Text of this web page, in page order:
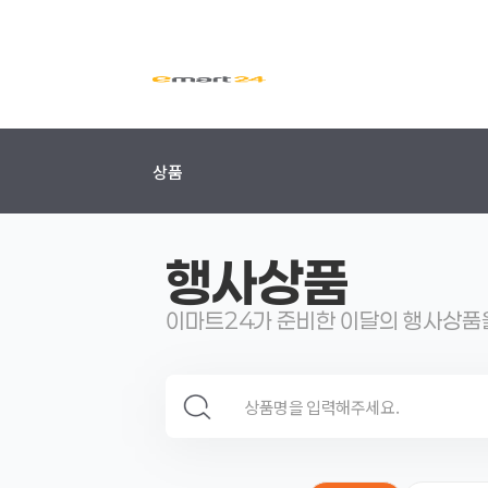
상품
행사상품
이마트24가 준비한 이달의 행사상품